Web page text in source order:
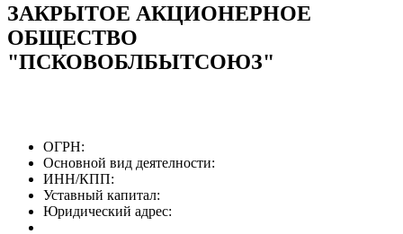
ЗАКРЫТОЕ АКЦИОНЕРНОЕ
ОБЩЕСТВО
"ПСКОВОБЛБЫТСОЮЗ"
ОГРН:
Основной вид деятелности:
ИНН/КПП:
Уставный капитал:
Юридический адрес: